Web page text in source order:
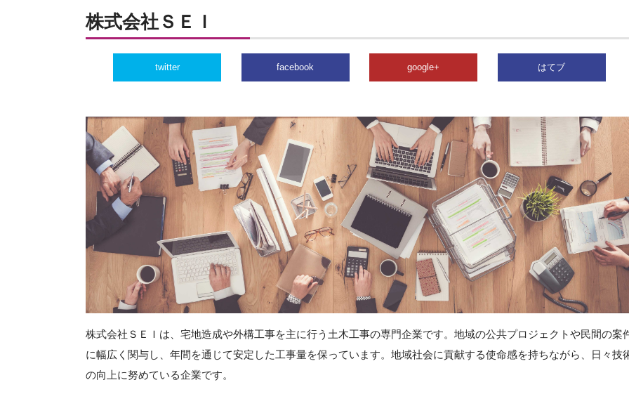
株式会社ＳＥＩ
twitter facebook google+ はてブ
株式会社ＳＥＩは、宅地造成や外構工事を主に行う土木工事の専門企業です。地域の公共プロジェクトや民間の案
に幅広く関与し、年間を通じて安定した工事量を保っています。地域社会に貢献する使命感を持ちながら、日々技
の向上に努めている企業です。